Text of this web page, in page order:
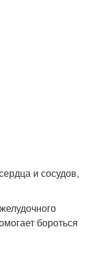
и сосудов,
бороться